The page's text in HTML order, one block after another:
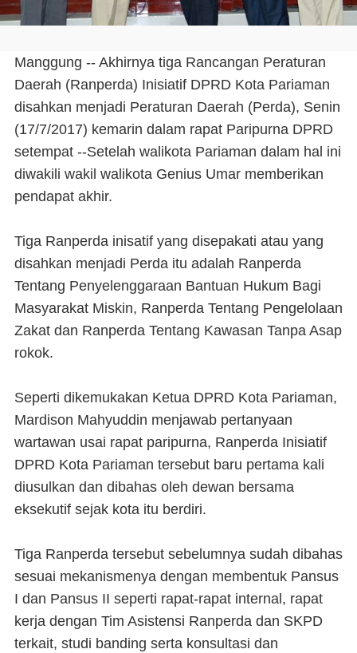
Manggung -- Akhirnya tiga Rancangan Peraturan
Daerah (Ranperda) Inisiatif DPRD Kota Pariaman
disahkan menjadi Peraturan Daerah (Perda), Senin
(17/7/2017) kemarin dalam rapat Paripurna DPRD
setempat --Setelah walikota Pariaman dalam hal ini
diwakili wakil walikota Genius Umar memberikan
pendapat akhir.
Tiga Ranperda inisatif yang disepakati atau yang
disahkan menjadi Perda itu adalah Ranperda
Tentang Penyelenggaraan Bantuan Hukum Bagi
Masyarakat Miskin, Ranperda Tentang Pengelolaan
Zakat dan Ranperda Tentang Kawasan Tanpa Asap
rokok.
Seperti dikemukakan Ketua DPRD Kota Pariaman,
Mardison Mahyuddin menjawab pertanyaan
wartawan usai rapat paripurna, Ranperda Inisiatif
DPRD Kota Pariaman tersebut baru pertama kali
diusulkan dan dibahas oleh dewan bersama
eksekutif sejak kota itu berdiri.
Tiga Ranperda tersebut sebelumnya sudah dibahas
sesuai mekanismenya dengan membentuk Pansus
I dan Pansus II seperti rapat-rapat internal, rapat
kerja dengan Tim Asistensi Ranperda dan SKPD
terkait, studi banding serta konsultasi dan